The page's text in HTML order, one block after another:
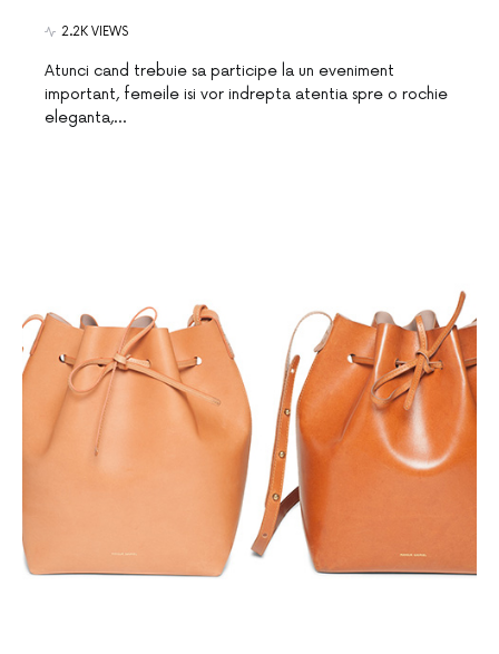
2.2K VIEWS
Atunci cand trebuie sa participe la un eveniment
important, femeile isi vor indrepta atentia spre o rochie
eleganta,…